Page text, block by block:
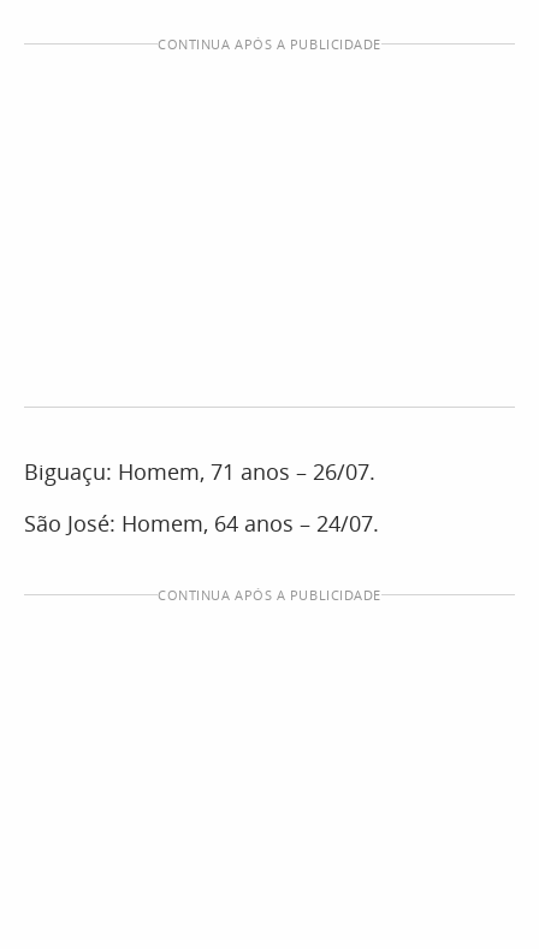
CONTINUA APÓS A PUBLICIDADE
Biguaçu: Homem, 71 anos – 26/07.
São José: Homem, 64 anos – 24/07.
CONTINUA APÓS A PUBLICIDADE